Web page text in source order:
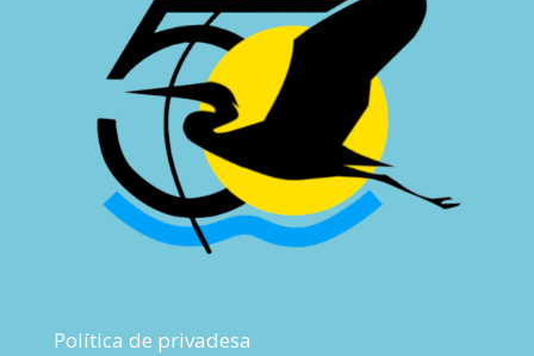
Política de privadesa